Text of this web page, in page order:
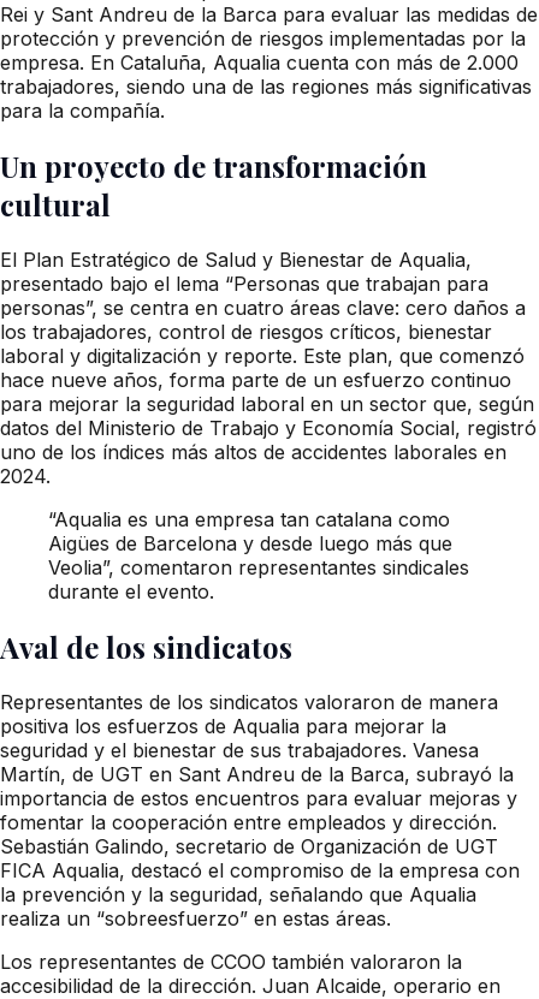
Rei y Sant Andreu de la Barca para evaluar las medidas de
protección y prevención de riesgos implementadas por la
empresa. En Cataluña, Aqualia cuenta con más de 2.000
trabajadores, siendo una de las regiones más significativas
para la compañía.
Un proyecto de transformación
cultural
El Plan Estratégico de Salud y Bienestar de Aqualia,
presentado bajo el lema “Personas que trabajan para
personas”, se centra en cuatro áreas clave: cero daños a
los trabajadores, control de riesgos críticos, bienestar
laboral y digitalización y reporte. Este plan, que comenzó
hace nueve años, forma parte de un esfuerzo continuo
para mejorar la seguridad laboral en un sector que, según
datos del Ministerio de Trabajo y Economía Social, registró
uno de los índices más altos de accidentes laborales en
2024.
“Aqualia es una empresa tan catalana como
Aigües de Barcelona y desde luego más que
Veolia”, comentaron representantes sindicales
durante el evento.
Aval de los sindicatos
Representantes de los sindicatos valoraron de manera
positiva los esfuerzos de Aqualia para mejorar la
seguridad y el bienestar de sus trabajadores. Vanesa
Martín, de UGT en Sant Andreu de la Barca, subrayó la
importancia de estos encuentros para evaluar mejoras y
fomentar la cooperación entre empleados y dirección.
Sebastián Galindo, secretario de Organización de UGT
FICA Aqualia, destacó el compromiso de la empresa con
la prevención y la seguridad, señalando que Aqualia
realiza un “sobreesfuerzo” en estas áreas.
Los representantes de CCOO también valoraron la
accesibilidad de la dirección. Juan Alcaide, operario en